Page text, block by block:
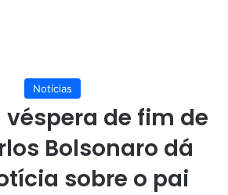
Notícias
véspera de fim de
Bolsonaro dá
sobre o pai